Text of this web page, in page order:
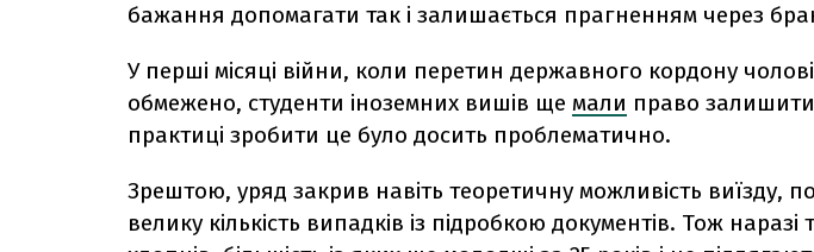
бажання допомагати так і залишається прагненням через
У перші місяці війни, коли перетин державного кордону
обмежено, студенти іноземних вишів ще мали право
практиці зробити це було досить проблематично.
Зрештою, уряд закрив навіть теоретичну можливість виїзду,
велику кількість випадків із підробкою документів. Тож наразі